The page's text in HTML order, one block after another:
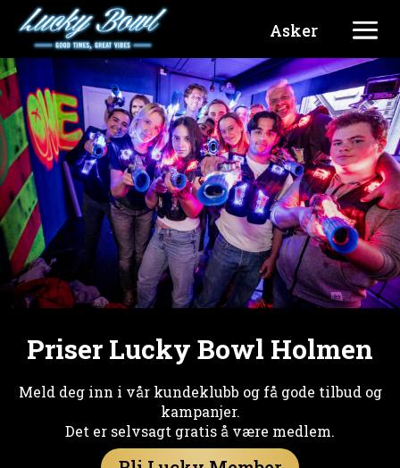
Asker
Priser Lucky Bowl Holmen
Meld deg inn i vår kundeklubb og få gode tilbud og
kampanjer.
Det er selvsagt gratis å være medlem.